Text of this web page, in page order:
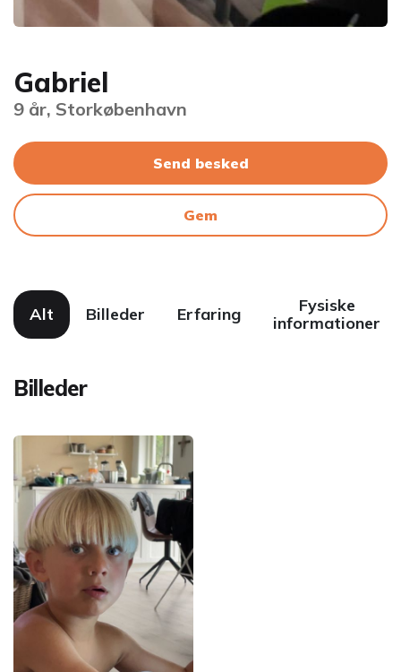
Gabriel
9 år, Storkøbenhavn
Send besked
Gem
Alt Billeder Erfaring
Fysiske
informationer
Billeder